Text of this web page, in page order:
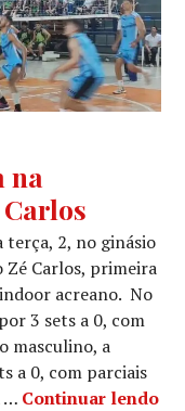
na
terça, 2, no ginásio
Zé Carlos, primeira
acreano. No
3 sets a 0, com
masculino, a
a 0, com parciais
… Continuar lendo